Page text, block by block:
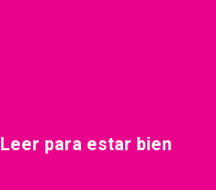
Leer para estar bien